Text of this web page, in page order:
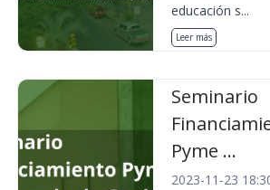
educación s...
Leer más
Seminario
Pyme ...
2023-11-23